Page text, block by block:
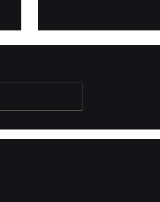
Gruppenprobe Waibl
Besuch Leitstelle Tirol